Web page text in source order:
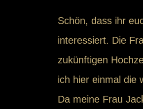
Schön, dass ihr
interessiert. Die
zukünftigen
ich hier einmal die
Da meine Frau